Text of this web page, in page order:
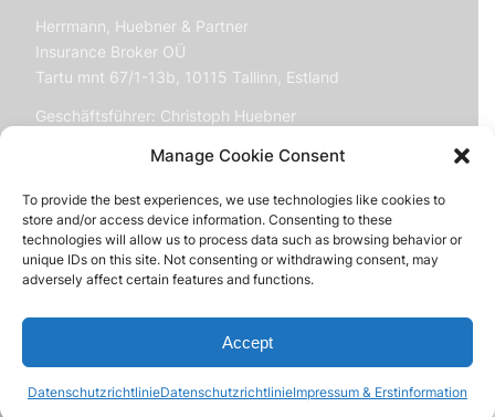
Manage Cookie Consent
To provide the best experiences, we use technologies like cookies to
store and/or access device information. Consenting to these
technologies will allow us to process data such as browsing behavior or
unique IDs on this site. Not consenting or withdrawing consent, may
adversely affect certain features and functions.
Accept
DatenschutzrichtlinieDatenschutzrichtlinieImpressum & Erstinformation
Herrmann, Huebner & Partner
Insurance Broker OÜ
Tartu mnt 67/1-13b, 10115 Tallinn, Estland
Geschäftsführer: Christoph Huebner
Erstinformation & Impressum
© by Herrmann, Huebner & Partner Insurance Broker OÜ, 2026
Impressum & Erstinformation DE
Authenticity
Customer reviews and experiences for
97%
Recommended on
ProvenExpert.com
EXCELLENT
4.96 / 5.00
37
Reviews on
ProvenExpert.com
20
View profile on
ProvenExpert.com